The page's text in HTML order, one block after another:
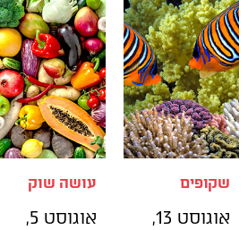
שקופים
אוגוסט 13,
עושה שוק
אוגוסט 5,